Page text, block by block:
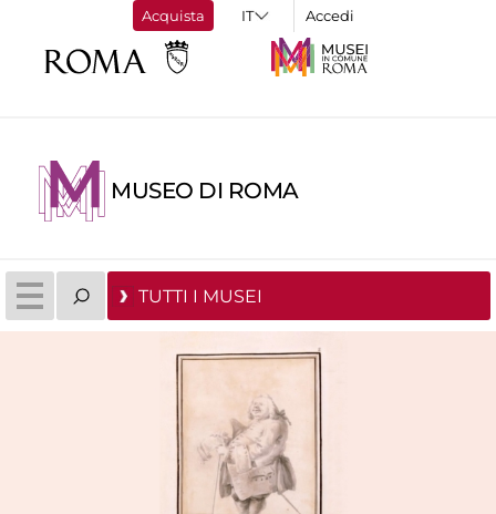
Acquista Accedi
MUSEO DI ROMA
TUTTI I MUSEI